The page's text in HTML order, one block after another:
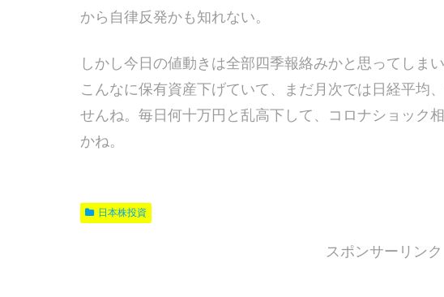
から自律反発かも知れない。
しかし今日の値動きは全部四季報絡みかと思ってしま
こんなに保有資産下げていて、まだ月次では日経平均
せんね。毎日何十万円と乱高下して、コロナショック
かね。
日本株投資
スポンサーリンク